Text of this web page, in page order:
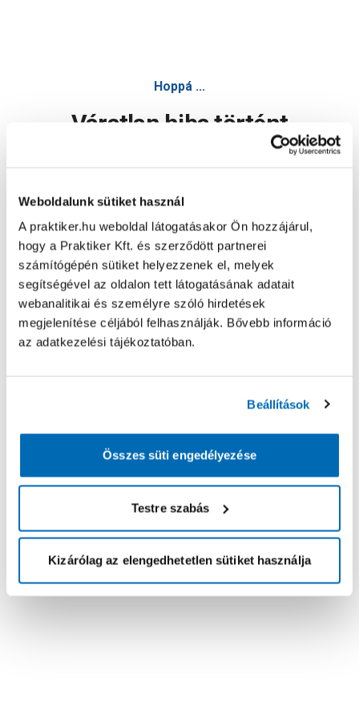
Weboldalunk sütiket használ
A praktiker.hu weboldal látogatásakor Ön hozzájárul,
hogy a Praktiker Kft. és szerződött partnerei
számítógépén sütiket helyezzenek el, melyek
segítségével az oldalon tett látogatásának adatait
webanalitikai és személyre szóló hirdetések
megjelenítése céljából felhasználják. Bővebb információ
az adatkezelési tájékoztatóban.
Beállítások
Összes süti engedélyezése
Testre szabás
Kizárólag az elengedhetetlen sütiket használja
Hoppá ...
Váratlan hiba történt
Oldal újratöltése